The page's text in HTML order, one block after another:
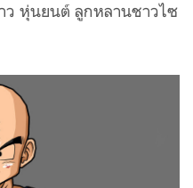
ว หุ่นยนต์ ลูกหลานชาวไซ